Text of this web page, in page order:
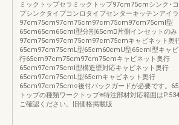
ミックトップセラミックトップ97cm75cmシンク･
プシンクタイプコンロタイプセンターキッチンアイ
97cm75cm97cm75cm97cm75cm97cm75cmⅠ型
65cm65cm65cmⅠ型分割65cm⃝片側インセットのみ
97cm75cm97cm75cm97cm75cmキャビネット奥
65cm97cm75cmL型65cm60cmU型65cmⅠ型キャビ
行65cm97cm75cm97cm75cmキャビネット奥行
65cm97cm75cmⅠ型構造壁対応キャビネット奥行
65cm97cm75cmL型65cmキャビネット奥行
65cm97cm75cm○後付バックガードが必要です。
トップの種類ワークトップ※特注部材対応範囲は
ご確認ください。旧価格掲載版